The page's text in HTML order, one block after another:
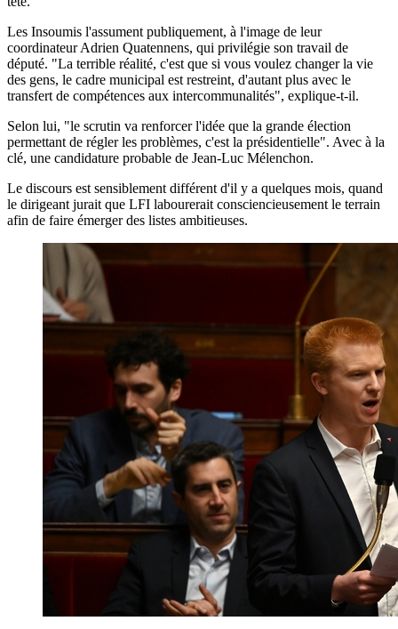
Les Insoumis l'assument publiquement, à l'image de leur
coordinateur Adrien Quatennens, qui privilégie son travail de
député. "La terrible réalité, c'est que si vous voulez changer la vie
des gens, le cadre municipal est restreint, d'autant plus avec le
transfert de compétences aux intercommunalités", explique-t-il.
Selon lui, "le scrutin va renforcer l'idée que la grande élection
permettant de régler les problèmes, c'est la présidentielle". Avec à la
clé, une candidature probable de Jean-Luc Mélenchon.
Le discours est sensiblement différent d'il y a quelques mois, quand
le dirigeant jurait que LFI labourerait consciencieusement le terrain
afin de faire émerger des listes ambitieuses.